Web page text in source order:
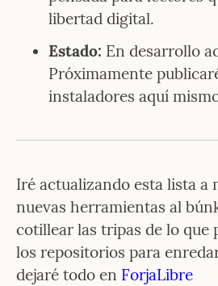
libertad digital.
Estado: En desarrollo
Próximamente
instaladores aquí
Iré actualizando esta lista a
nuevas herramientas al
cotillear las tripas de lo que
los repositorios para
dejaré todo en ForjaLibre